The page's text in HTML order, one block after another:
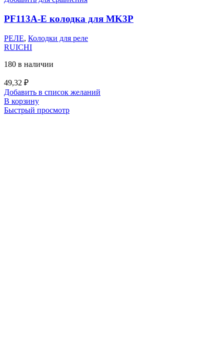
PF113A-E колодка для MK3P
РЕЛЕ, Колодки для реле
RUICHI
180 в наличии
49,32 ₽
Добавить в список желаний
В корзину
Быстрый просмотр